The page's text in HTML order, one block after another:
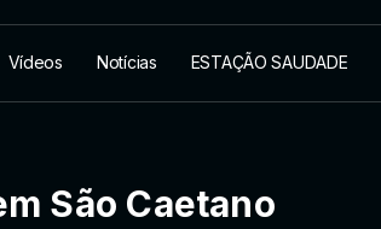
Vídeos Notícias ESTAÇÃO SAUDADE
São Caetano